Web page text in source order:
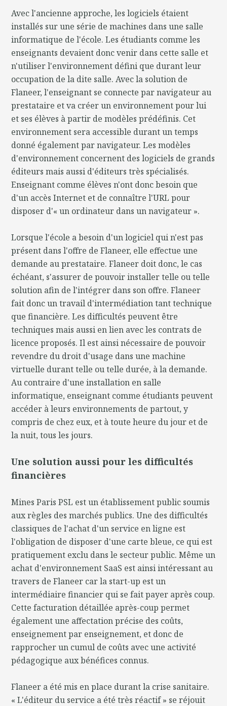
Avec l'ancienne approche, les logiciels étaient
installés sur une série de machines dans une salle
informatique de l'école. Les étudiants comme les
enseignants devaient donc venir dans cette salle et
n'utiliser l'environnement défini que durant leur
occupation de la dite salle. Avec la solution de
Flaneer, l'enseignant se connecte par navigateur au
prestataire et va créer un environnement pour lui
et ses élèves à partir de modèles prédéfinis. Cet
environnement sera accessible durant un temps
donné également par navigateur. Les modèles
d'environnement concernent des logiciels de grands
éditeurs mais aussi d'éditeurs très spécialisés.
Enseignant comme élèves n'ont donc besoin que
d'un accès Internet et de connaître l'URL pour
disposer d'« un ordinateur dans un navigateur ».
Lorsque l'école a besoin d'un logiciel qui n'est pas
présent dans l'offre de Flaneer, elle effectue une
demande au prestataire. Flaneer doit donc, le cas
échéant, s'assurer de pouvoir installer telle ou telle
solution afin de l'intégrer dans son offre. Flaneer
fait donc un travail d'intermédiation tant technique
que financière. Les difficultés peuvent être
techniques mais aussi en lien avec les contrats de
licence proposés. Il est ainsi nécessaire de pouvoir
revendre du droit d'usage dans une machine
virtuelle durant telle ou telle durée, à la demande.
Au contraire d'une installation en salle
informatique, enseignant comme étudiants peuvent
accéder à leurs environnements de partout, y
compris de chez eux, et à toute heure du jour et de
la nuit, tous les jours.
Une solution aussi pour les difficultés
financières
Mines Paris PSL est un établissement public soumis
aux règles des marchés publics. Une des difficultés
classiques de l'achat d'un service en ligne est
l'obligation de disposer d'une carte bleue, ce qui est
pratiquement exclu dans le secteur public. Même un
achat d'environnement SaaS est ainsi intéressant au
travers de Flaneer car la start-up est un
intermédiaire financier qui se fait payer après coup.
Cette facturation détaillée après-coup permet
également une affectation précise des coûts,
enseignement par enseignement, et donc de
rapprocher un cumul de coûts avec une activité
pédagogique aux bénéfices connus.
Flaneer a été mis en place durant la crise sanitaire.
« L'éditeur du service a été très réactif » se réjouit